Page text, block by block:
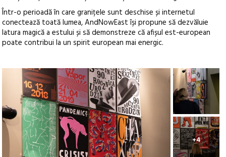
Într-o perioadă în care granițele sunt deschise și internetul
conectează toată lumea, AndNowEast își propune să dezvăluie
latura magică a estului și să demonstreze că afișul est-european
poate contribui la un spirit european mai energic.
+4